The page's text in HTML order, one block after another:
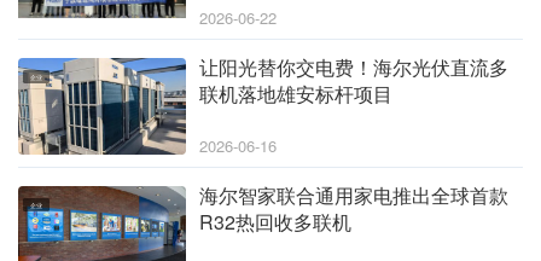
2026-06-22
企业
让阳光替你交电费！海尔光伏直流多
联机落地雄安标杆项目
2026-06-16
企业
海尔智家联合通用家电推出全球首款
R32热回收多联机